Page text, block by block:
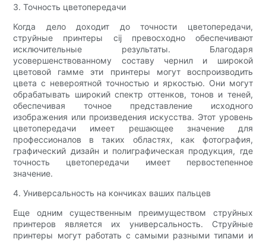
3. Точность цветопередачи
Когда дело доходит до точности цветопередачи,
струйные принтеры cij превосходно обеспечивают
исключительные результаты. Благодаря
усовершенствованному составу чернил и широкой
цветовой гамме эти принтеры могут воспроизводить
цвета с невероятной точностью и яркостью. Они могут
обрабатывать широкий спектр оттенков, тонов и теней,
обеспечивая точное представление исходного
изображения или произведения искусства. Этот уровень
цветопередачи имеет решающее значение для
профессионалов в таких областях, как фотография,
графический дизайн и полиграфическая продукция, где
точность цветопередачи имеет первостепенное
значение.
4. Универсальность на кончиках ваших пальцев
Еще одним существенным преимуществом струйных
принтеров является их универсальность. Струйные
принтеры могут работать с самыми разными типами и